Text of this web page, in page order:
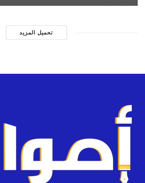
تحميل المزيد